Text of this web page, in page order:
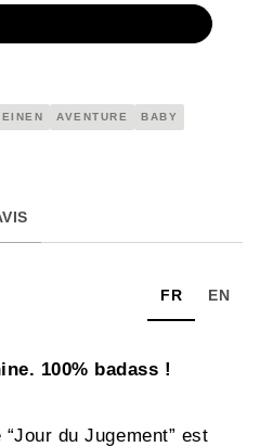
AVENTURE BABY
FR EN
100% badass !
du Jugement” est